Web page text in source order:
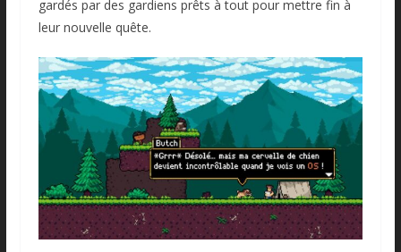
gardés par des gardiens prêts à tout pour mettre fin à
leur nouvelle quête.